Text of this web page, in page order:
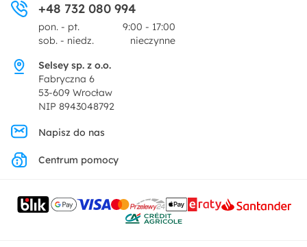
Dekoracje i akcesoria
Promocje
Zwroty
Pytania i odpowiedzi
Centrum prasowe
Regulamin
Polityka prywatności
Ustawienia prywatności
Kontakt
+48 732 080 994
pon. - pt.
9:00 - 17:00
sob. - niedz.
nieczynne
Selsey sp. z o.o.
Fabryczna 6
53-609 Wrocław
NIP 8943048792
Napisz do nas
Centrum pomocy